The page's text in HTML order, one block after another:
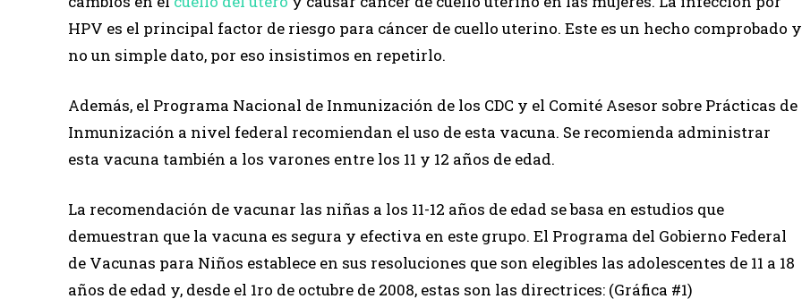
HPV es el principal factor de riesgo para cáncer de cuello uterino. Este es un hecho comprobado y
no un simple dato, por eso insistimos en repetirlo.
Además, el Programa Nacional de Inmunización de los CDC y el Comité Asesor sobre Prácticas de
Inmunización a nivel federal recomiendan el uso de esta vacuna. Se recomienda administrar
esta vacuna también a los varones entre los 11 y 12 años de edad.
La recomendación de vacunar las niñas a los 11-12 años de edad se basa en estudios que
demuestran que la vacuna es segura y efectiva en este grupo. El Programa del Gobierno Federal
de Vacunas para Niños establece en sus resoluciones que son elegibles las adolescentes de 11 a 18
años de edad y, desde el 1ro de octubre de 2008, estas son las directrices: (Gráfica #1)